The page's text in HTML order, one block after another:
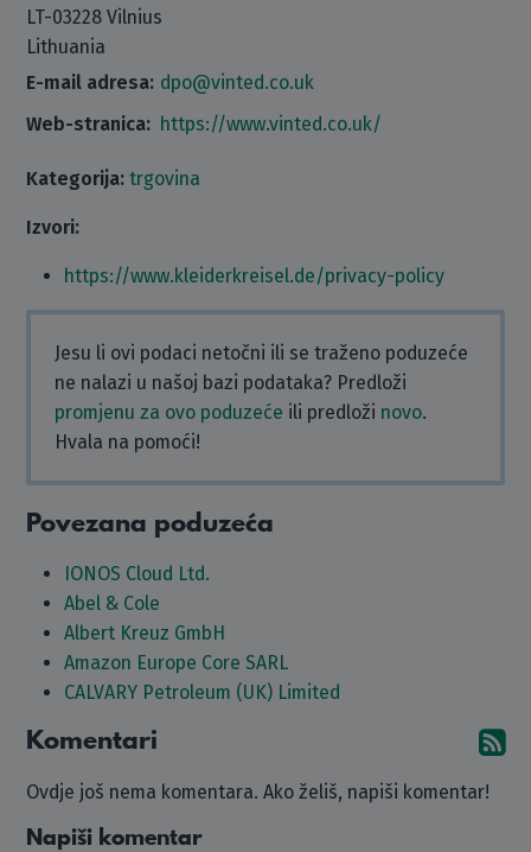
LT-03228 Vilnius
Lithuania
E-mail adresa: dpo@vinted.co.uk
Web-stranica: https://www.vinted.co.uk/
Kategorija: trgovina
Izvori:
https://www.kleiderkreisel.de/privacy-policy
Jesu li ovi podaci netočni ili se traženo poduzeće
ne nalazi u našoj bazi podataka? Predloži
promjenu za ovo poduzeće ili predloži novo.
Hvala na pomoći!
Povezana poduzeća
IONOS Cloud Ltd.
Abel & Cole
Albert Kreuz GmbH
Amazon Europe Core SARL
CALVARY Petroleum (UK) Limited
Komentari
Ovdje još nema komentara. Ako želiš, napiši komentar!
Napiši komentar